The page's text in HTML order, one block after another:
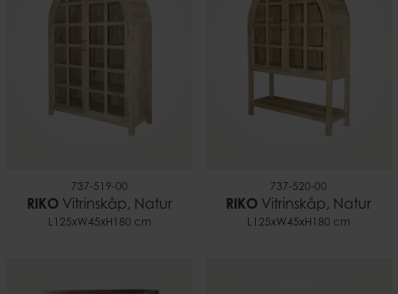
737-519-00
RIKO Vitrinskåp, Natur
L125xW45xH180 cm
737-520-00
RIKO Vitrinskåp, Natur
L125xW45xH180 cm